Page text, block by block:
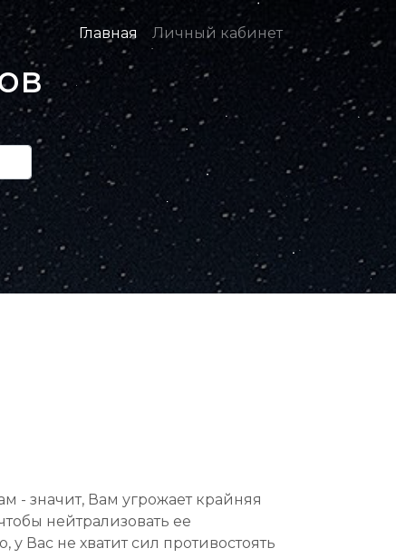
Главная Личный кабинет
- значит, Вам угрожает крайняя
нейтрализовать ее
Вас не хватит сил противостоять